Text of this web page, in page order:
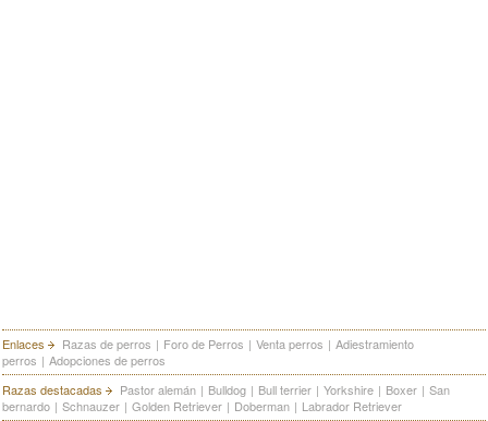
Enlaces Razas de perros | Foro de Perros | Venta perros | Adiestramiento
perros | Adopciones de perros
Razas destacadas
Pastor alemán | Bulldog | Bull terrier | Yorkshire | Boxer | San
bernardo | Schnauzer | Golden Retriever | Doberman | Labrador Retriever